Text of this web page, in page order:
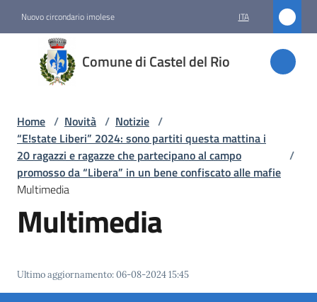
Nuovo circondario imolese ITA
Comune di Castel del Rio
Comune
di
Castel
Amministrazione
Novità
Menu selezionato
Servizi
Home / Novità / Notizie /
“E!state Liberi” 2024: sono partiti questa mattina i
20 ragazzi e ragazze che partecipano al campo
promosso da “Libera” in un bene confiscato alle mafie
/
Multimedia
Multimedia
Ultimo aggiornamento:06-08-2024 15:45